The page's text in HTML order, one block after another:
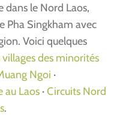
dans le Nord Laos,
Pha Singkham avec
Voici quelques
villages des minorités
Ngoi ·
au Laos ·Circuits Nord
.